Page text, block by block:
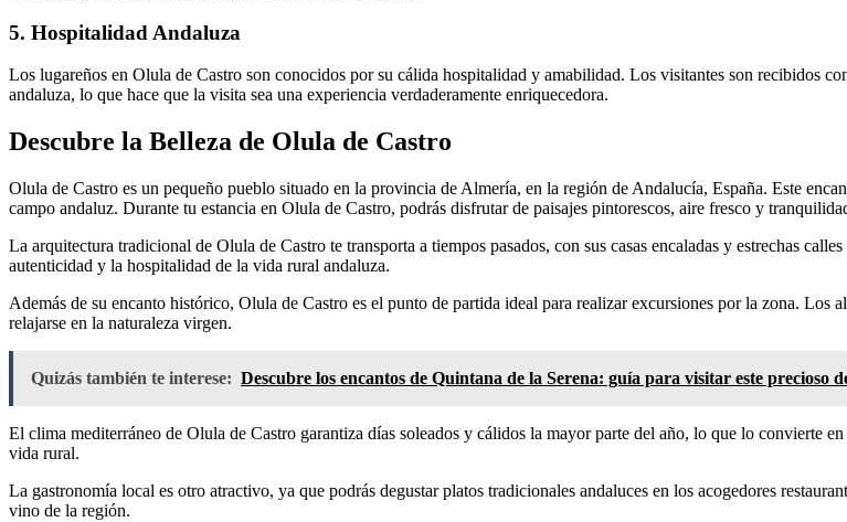
5. Hospitalidad Andaluza
Los lugareños en Olula de Castro son conocidos por su cálida hospitalidad y amabilidad. Los visitantes son recibidos
andaluza, lo que hace que la visita sea una experiencia verdaderamente enriquecedora.
Descubre la Belleza de Olula de Castro
Olula de Castro es un pequeño pueblo situado en la provincia de Almería, en la región de Andalucía, España. Este
campo andaluz. Durante tu estancia en Olula de Castro, podrás disfrutar de paisajes pintorescos, aire fresco y
La arquitectura tradicional de Olula de Castro te transporta a tiempos pasados, con sus casas encaladas y estrechas
autenticidad y la hospitalidad de la vida rural andaluza.
Además de su encanto histórico, Olula de Castro es el punto de partida ideal para realizar excursiones por la zona. Los
relajarse en la naturaleza virgen.
Quizás también te interese: Descubre los encantos de Quintana de la Serena: guía para visitar este precioso
El clima mediterráneo de Olula de Castro garantiza días soleados y cálidos la mayor parte del año, lo que lo convierte
vida rural.
La gastronomía local es otro atractivo, ya que podrás degustar platos tradicionales andaluces en los acogedores
vino de la región.